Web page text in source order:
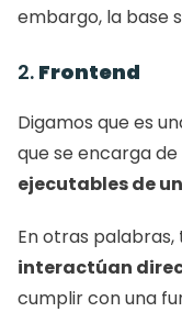
embargo, la base
2. Frontend
Digamos que es
que se encarga
ejecutables de
En otras palabras,
interactúan
cumplir con una